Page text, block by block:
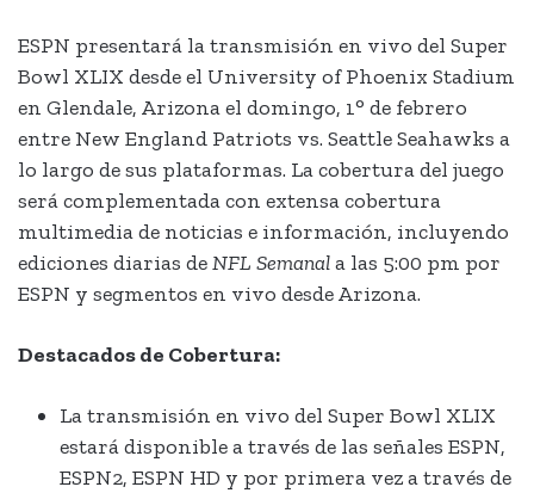
ESPN presentará la transmisión en vivo del Super
Bowl XLIX desde el University of Phoenix Stadium
en Glendale, Arizona el domingo, 1° de febrero
entre New England Patriots vs. Seattle Seahawks a
lo largo de sus plataformas. La cobertura del juego
será complementada con extensa cobertura
multimedia de noticias e información, incluyendo
ediciones diarias deNFL Semanala las 5:00 pm por
ESPN y segmentos en vivo desde Arizona.
Destacados de Cobertura:
La transmisión en vivo del Super Bowl XLIX
estará disponible a través de las señales ESPN,
ESPN2, ESPN HD y por primera vez a través de